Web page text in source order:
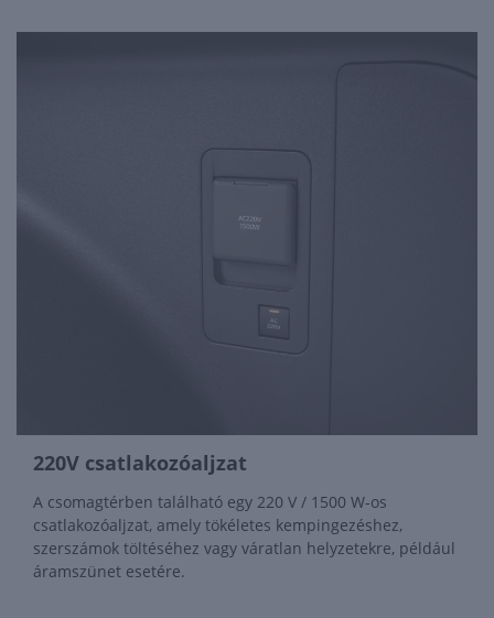
220V csatlakozóaljzat
A csomagtérben található egy 220 V / 1500 W-os
csatlakozóaljzat, amely tökéletes kempingezéshez,
szerszámok töltéséhez vagy váratlan helyzetekre, például
áramszünet esetére.